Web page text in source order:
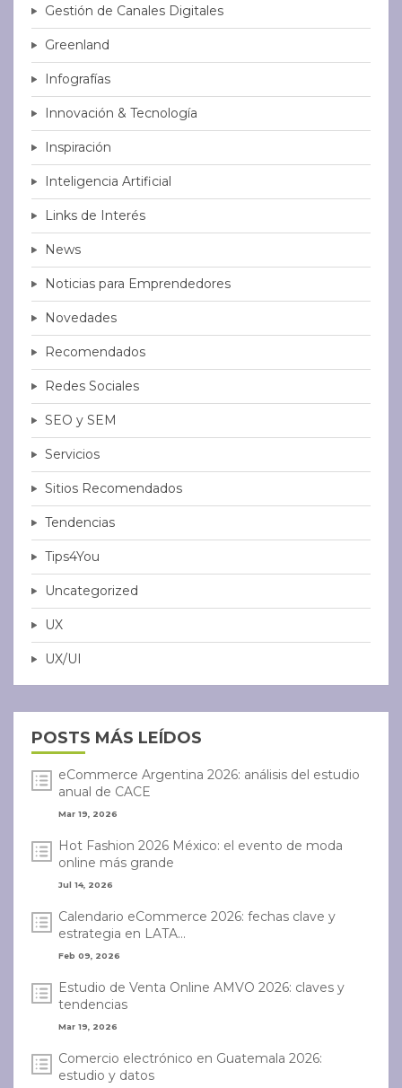
Gestión de Canales Digitales
Greenland
Infografías
Innovación & Tecnología
Inspiración
Inteligencia Artificial
Links de Interés
News
Noticias para Emprendedores
Novedades
Recomendados
Redes Sociales
SEO y SEM
Servicios
Sitios Recomendados
Tendencias
Tips4You
Uncategorized
UX
UX/UI
POSTS MÁS LEÍDOS
eCommerce Argentina 2026: análisis del estudio
anual de CACE
Mar 19, 2026
Hot Fashion 2026 México: el evento de moda
online más grande
Jul 14, 2026
Calendario eCommerce 2026: fechas clave y
estrategia en LATA...
Feb 09, 2026
Estudio de Venta Online AMVO 2026: claves y
tendencias
Mar 19, 2026
Comercio electrónico en Guatemala 2026:
estudio y datos